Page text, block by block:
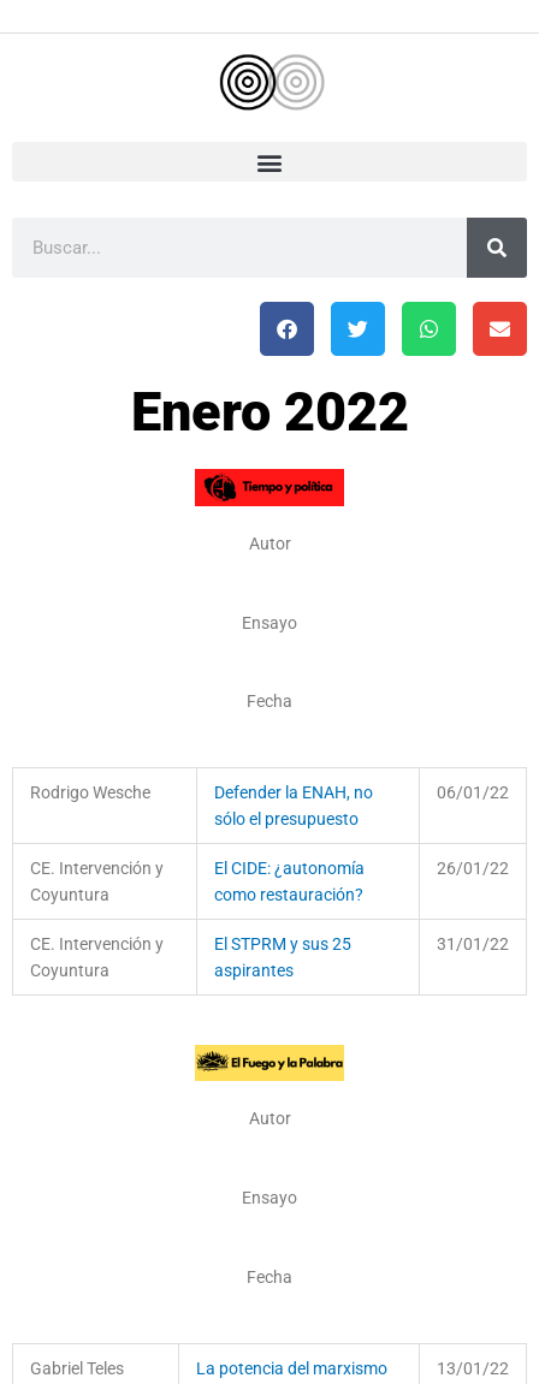
al
Enero 2022
Autor
Ensayo
Fecha
Rodrigo Wesche
Defender la ENAH, no
sólo el presupuesto
06/01/22
CE. Intervención y
Coyuntura
El CIDE: ¿autonomía
como restauración?
26/01/22
CE. Intervención y
Coyuntura
El STPRM y sus 25
aspirantes
31/01/22
Autor
Ensayo
Fecha
Gabriel Teles
La potencia del marxismo
13/01/22